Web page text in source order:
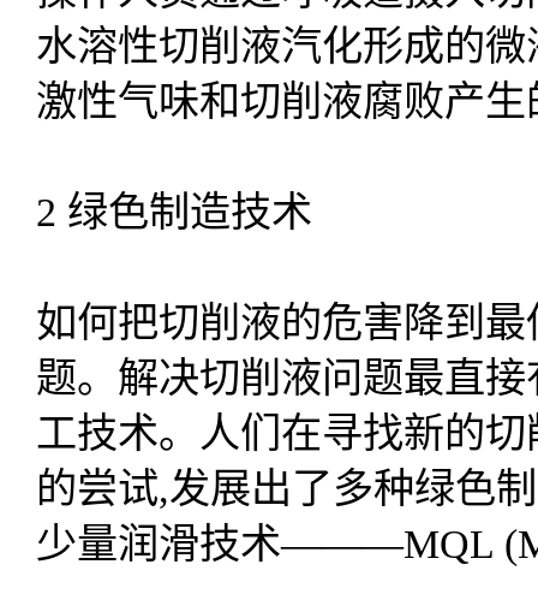
水溶性切削液汽化形成的
激性气味和切削液腐败产
2 绿色制造技术
如何把切削液的危害降到
题。解决切削液问题最直
工技术。人们在寻找新的
的尝试,发展出了多种绿色
少量润滑技术———MQL